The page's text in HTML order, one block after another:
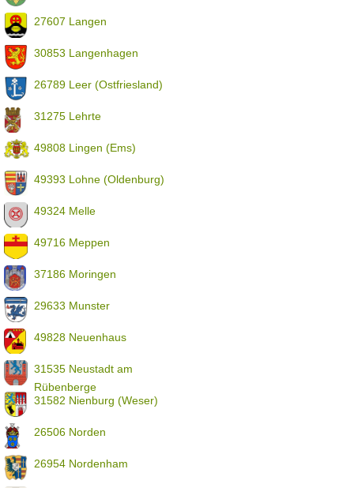
27607 Langen
30853 Langenhagen
26789 Leer (Ostfriesland)
31275 Lehrte
49808 Lingen (Ems)
49393 Lohne (Oldenburg)
49324 Melle
49716 Meppen
37186 Moringen
29633 Munster
49828 Neuenhaus
31535 Neustadt am
Rübenberge
31582 Nienburg (Weser)
26506 Norden
26954 Nordenham